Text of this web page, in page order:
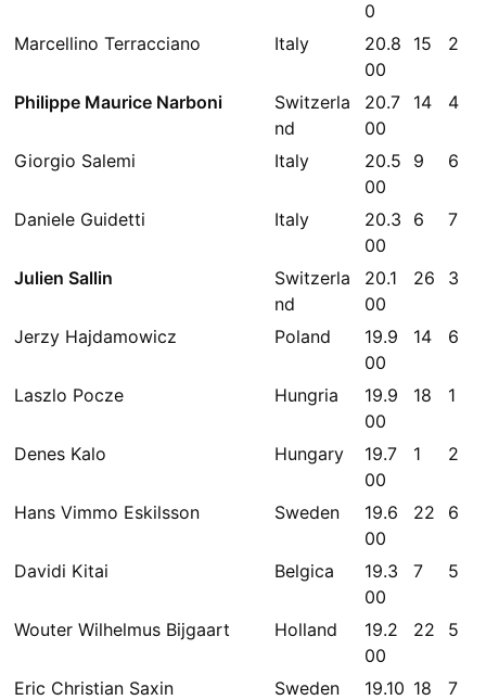
0
Marcellino Terracciano Italy
20.8
00
15 2
Philippe Maurice Narboni
Switzerla
nd
20.7
00
14 4
Giorgio Salemi Italy
20.5
00
9 6
Daniele Guidetti Italy
20.3
00
6 7
Julien Sallin
Switzerla
nd
20.1
00
26 3
Jerzy Hajdamowicz Poland
19.9
00
14 6
Laszlo Pocze Hungria
19.9
00
18 1
Denes Kalo Hungary
19.7
00
1 2
Hans Vimmo Eskilsson Sweden
19.6
00
22 6
Davidi Kitai Belgica
19.3
00
7 5
Wouter Wilhelmus Bijgaart Holland
19.2
00
22 5
Eric Christian Saxin Sweden
19.10 18 7